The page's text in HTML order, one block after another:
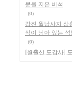
문을 지은 비석
(0)
강진 월남사지 삼
식이 남아 있는 석
(0)
[월출산 도갑사]